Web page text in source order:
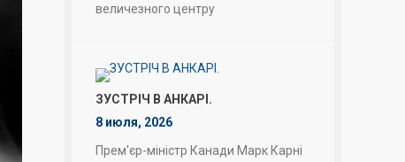
величезного центру
ЗУСТРІЧ В АНКАРІ.
8 июля, 2026
Прем'єр-міністр Канади Марк Карні